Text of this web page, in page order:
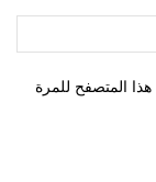
المتصفح للمرة